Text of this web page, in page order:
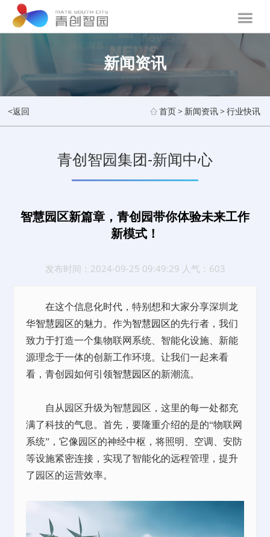
新闻资讯
<返回 首页> 新闻资讯>行业快讯
青创智园集团-新闻中心
智慧园区新篇章，青创园带你体验未来工作
新模式！
发布时间：2024-09-25 09:49:29 人气：603
在这个信息化时代，特别想和大家分享深圳龙
华智慧园区的魅力。作为智慧园区的先行者，我们
致力于打造一个集物联网系统、智能化设施、新能
源理念于一体的创新工作环境。让我们一起来看
看，青创园如何引领智慧园区的新潮流。
自从园区升级为智慧园区，这里的每一处都充
满了科技的气息。首先，要隆重介绍的是的“物联网
系统”，它像园区的神经中枢，将照明、空调、安防
等设施紧密连接，实现了智能化的远程管理，提升
了园区的运营效率。